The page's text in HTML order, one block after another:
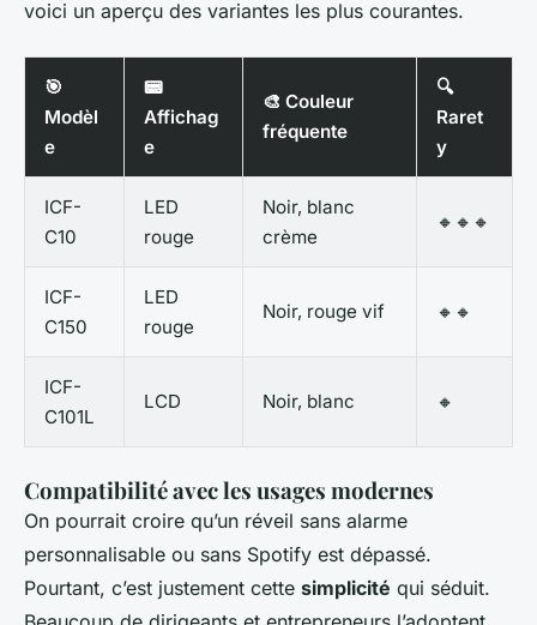
voici un aperçu des variantes les plus courantes.
🎯
Modèl
e
📟
Affichag
e
🎨 Couleur
fréquente
🔍
Raret
y
ICF-
C10
LED
rouge
Noir, blanc
crème
🔸🔸🔸
ICF-
C150
LED
rouge
Noir, rouge vif 🔸🔸
ICF-
C101L
LCD Noir, blanc 🔸
Compatibilité avec les usages modernes
On pourrait croire qu’un réveil sans alarme
personnalisable ou sans Spotify est dépassé.
Pourtant, c’est justement cette simplicité qui séduit.